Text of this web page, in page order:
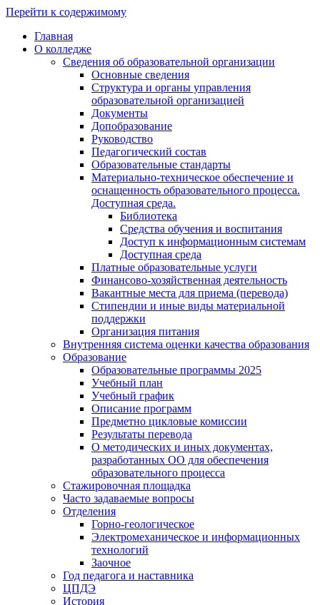
Перейти к содержимому
Главная
О колледже
Сведения об образовательной организации
Основные сведения
Структура и органы управления
образовательной организацией
Документы
Допобразование
Руководство
Педагогический состав
Образовательные стандарты
Материально-техническое обеспечение и
оснащенность образовательного процесса.
Доступная среда.
Библиотека
Средства обучения и воспитания
Доступ к информационным системам
Доступная среда
Платные образовательные услуги
Финансово-хозяйственная деятельность
Вакантные места для приема (перевода)
Стипендии и иные виды материальной
поддержки
Организация питания
Внутренняя система оценки качества образования
Образование
Образовательные программы 2025
Учебный план
Учебный график
Описание программ
Предметно цикловые комиссии
Результаты перевода
О методических и иных документах,
разработанных ОО для обеспечения
образовательного процесса
Стажировочная площадка
Часто задаваемые вопросы
Отделения
Горно-геологическое
Электромеханическое и информационных
технологий
Заочное
Год педагога и наставника
ЦПДЭ
История